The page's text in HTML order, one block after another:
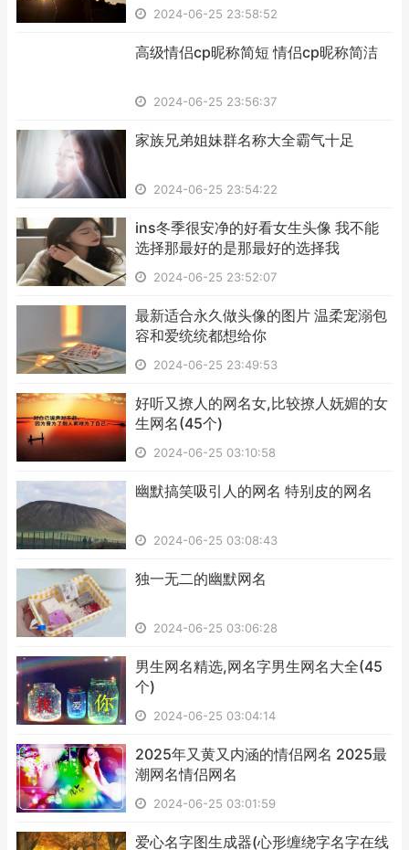
2024-06-25 23:58:52
​高级情侣cp昵称简短 情侣cp昵称简洁
2024-06-25 23:56:37
​家族兄弟姐妹群名称大全霸气十足
2024-06-25 23:54:22
​ins冬季很安净的好看女生头像 我不能
选择那最好的是那最好的选择我
2024-06-25 23:52:07
​最新适合永久做头像的图片 温柔宠溺包
容和爱统统都想给你
2024-06-25 23:49:53
​好听又撩人的网名女,比较撩人妩媚的女
生网名(45个)
2024-06-25 03:10:58
​幽默搞笑吸引人的网名 特别皮的网名
2024-06-25 03:08:43
​独一无二的幽默网名
2024-06-25 03:06:28
​男生网名精选,网名字男生网名大全(45
个)
2024-06-25 03:04:14
​2025年又黄又内涵的情侣网名 2025最
潮网名情侣网名
2024-06-25 03:01:59
​爱心名字图生成器(心形缠绕字名字在线